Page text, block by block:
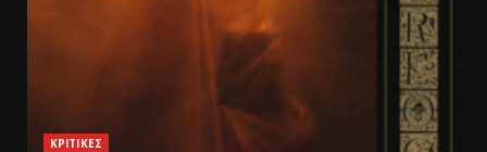
ΚΡΙΤΙΚΕΣ